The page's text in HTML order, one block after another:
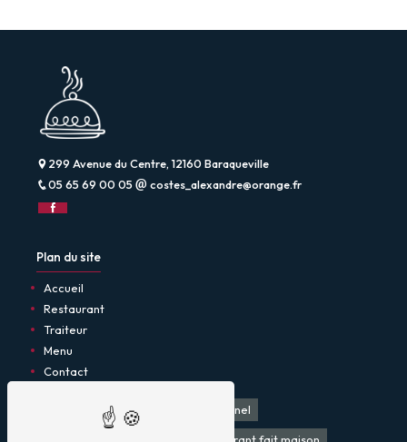
299 Avenue du Centre, 12160 Baraqueville
05 65 69 00 05
costes_alexandre@orange.fr
Plan du site
Accueil
Restaurant
Traiteur
Menu
Contact
Restaurant traditionnel